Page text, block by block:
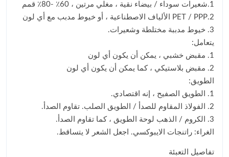
1.شعيرات سوداء / بيضاء نقية ، مغلي مرتين ، 60٪ -80٪ قمم
2.PET / PPP الألياف الاصطناعية ، أو خيوط مدبب مع أي لون
3. خيوط مدببة مختلطة وشعيرات.
يتعامل:
1. مقبض خشبي ، يمكن أن يكون أي لون
2. مقبض بلاستيكي ، كما يمكن أن يكون أي لون
الطويق:
1. الطويق الصفيح ، إنه اقتصادي.
2. الفولاذ المقاوم للصدأ / الطويق الصلب. تقاوم الصدأ.
3. الكروم / الذهب لوحة الطويق ، كما تقاوم الصدأ.
الغراء: راتنجات الايبوكسي. اجعل الشعر لا يتساقط.
تفاصيل التعبئة